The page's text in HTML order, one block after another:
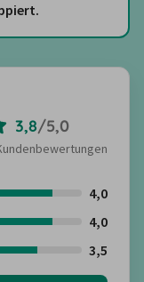
3,8/5,0
4,0
4,0
3,5